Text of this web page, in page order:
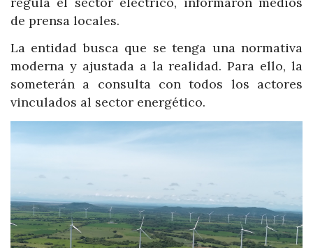
de prensa locales.
La entidad busca que se tenga una normativa
moderna y ajustada a la realidad. Para ello, la
someterán a consulta con todos los actores
vinculados al sector energético.